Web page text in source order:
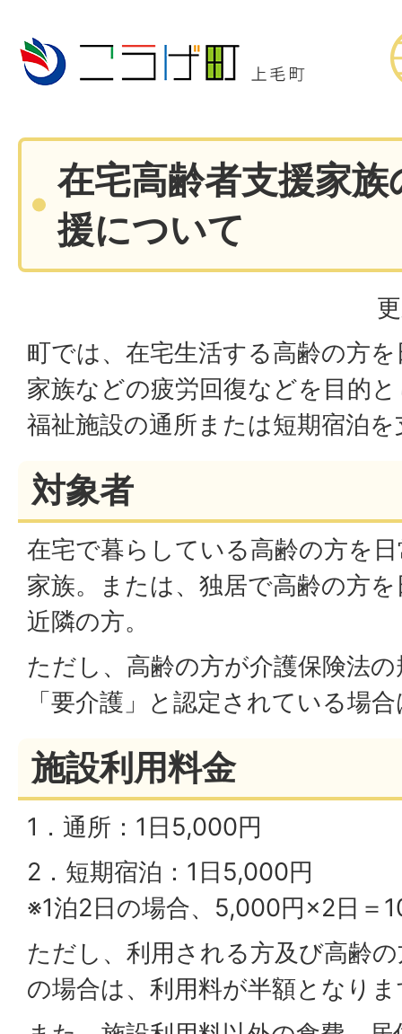
在宅高齢者支援家
援について
町では、在宅生活する高齢の方
家族などの疲労回復などを目的
福祉施設の通所または短期宿泊
対象者
在宅で暮らしている高齢の方を
家族。または、独居で高齢の方
近隣の方。
ただし、高齢の方が介護保険法
「要介護」と認定されている場
施設利用料金
1．通所：1日5,000円
2．短期宿泊：1日5,000円
※1泊2日の場合、5,000円×2日＝
ただし、利用される方及び高齢
の場合は、利用料が半額となり